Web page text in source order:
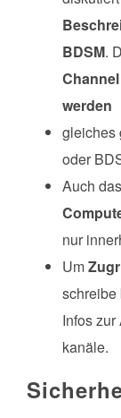
BDSM.
Channel
werden
gleiches
oder
Auch das
nur
Um
schreibe
Infos
kanäle.